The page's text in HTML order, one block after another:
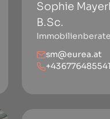
Sophie
B.Sc.
sm@eurea.at